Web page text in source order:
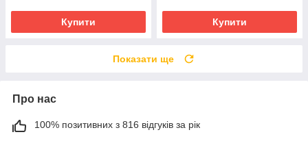
Купити Купити
Показати ще
Про нас
100% позитивних з 816 відгуків за рік